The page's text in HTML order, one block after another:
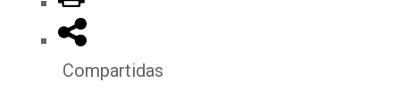
Compartidas